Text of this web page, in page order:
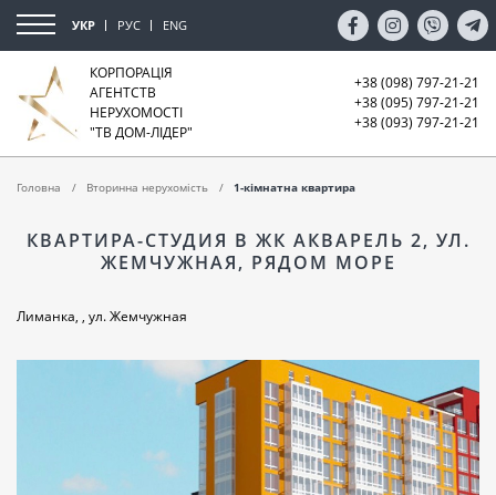
УКР РУС ENG
КОРПОРАЦІЯ
АГЕНТСТВ
НЕРУХОМОСТІ
"ТВ ДОМ-ЛІДЕР"
+38 (098) 797-21-21
+38 (095) 797-21-21
+38 (093) 797-21-21
Головна Вторинна нерухомість 1-кімнатна квартира
КВАРТИРА-СТУДИЯ В ЖК АКВАРЕЛЬ 2, УЛ.
ЖЕМЧУЖНАЯ, РЯДОМ МОРЕ
Лиманка, , ул. Жемчужная